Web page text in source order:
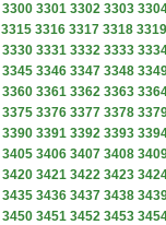
3300 3301 3302 3303
3315 3316 3317 3318 3319
3330 3331 3332 3333
3345 3346 3347 3348
3360 3361 3362 3363
3375 3376 3377 3378
3390 3391 3392 3393
3405 3406 3407 3408
3420 3421 3422 3423
3435 3436 3437 3438
3450 3451 3452 3453